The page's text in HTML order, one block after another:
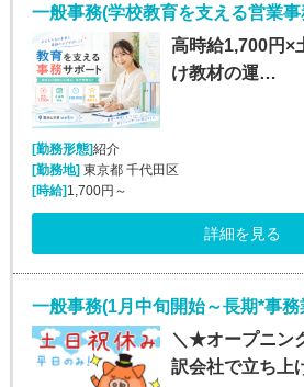
一般事務(学校教育を支える営業
高時給1,700円×
け教材の運…
[勤務形態]紹介
[勤務地] 東京都 千代田区
[時給] 1,700円～
詳細を見る
＼★オープニン
訳会社で立ち上